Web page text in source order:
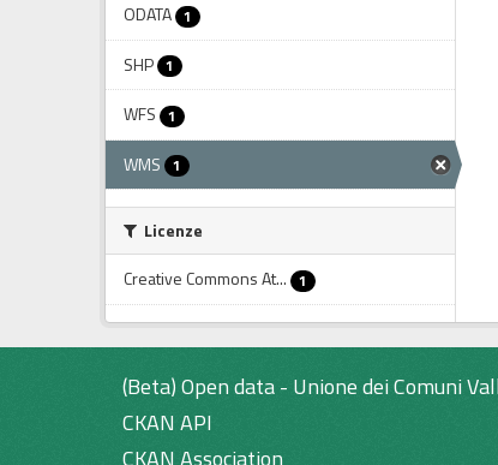
ODATA 1
SHP 1
WFS 1
WMS 1
Licenze
Creative Commons At... 1
(Beta) Open data - Unione dei Comuni
CKAN API
CKAN Association